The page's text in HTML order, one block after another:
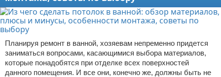
Планируя ремонт в ванной, хозяевам непременно придется
заниматься вопросами, касающимися выбора материалов,
которые понадобятся при отделке всех поверхностей
данного помещения. И все они, конечно же, должны быть не